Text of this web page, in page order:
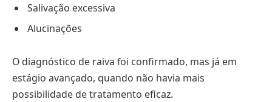
Salivação excessiva
Alucinações
O diagnóstico de raiva foi confirmado, mas já em
estágio avançado, quando não havia mais
possibilidade de tratamento eficaz.